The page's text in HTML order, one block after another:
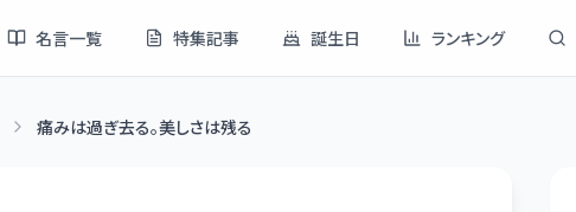
名言一覧 特集記事 誕生日 ランキング
痛みは過ぎ去る。美しさは残る